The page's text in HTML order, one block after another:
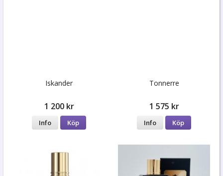
Iskander
1 200 kr
Info Köp
Tonnerre
1 575 kr
Info Köp